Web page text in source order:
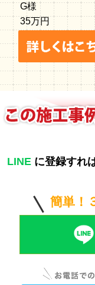
G様
35万円
LINEに登録すれ
簡単！